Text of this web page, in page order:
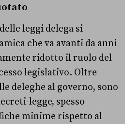
leggi delega si
che va avanti da anni
ridotto il ruolo del
legislativo. Oltre
deleghe al governo, sono
legge, spesso
minime rispetto al